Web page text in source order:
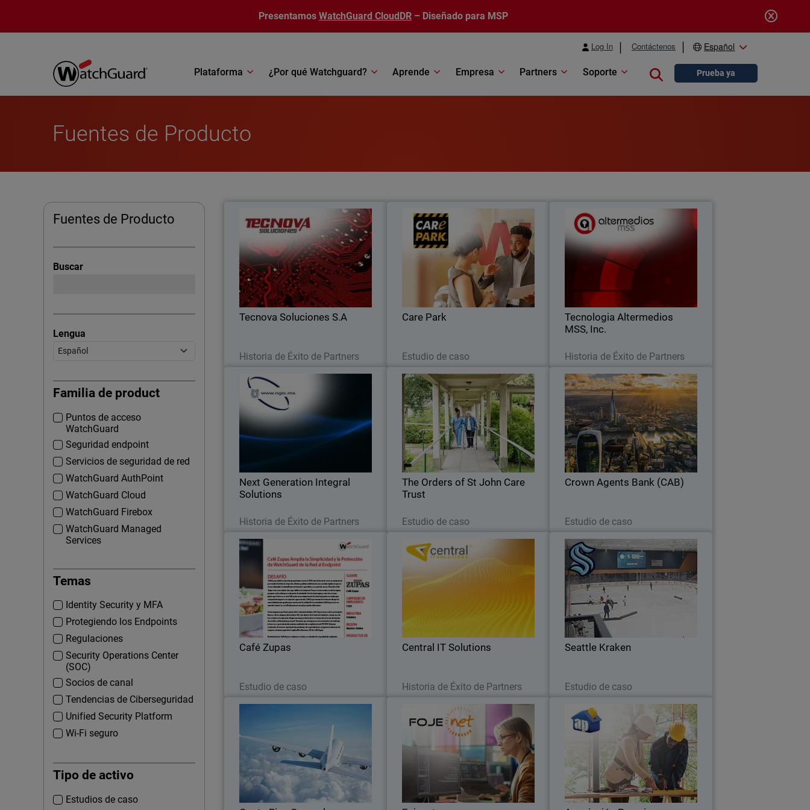
Presentamos WatchGuard CloudDR – Diseñado para MSP
Log In Contáctenos Español
Plataforma ¿Por qué Watchguard? Aprende Empresa Partners Soporte Close searchPrueba ya
Fuentes de Producto
Fuentes de Producto
Buscar
Lengua
Familia de product
Puntos de acceso
WatchGuard
Seguridad endpoint
Servicios de seguridad de red
WatchGuard AuthPoint
WatchGuard Cloud
WatchGuard Firebox
WatchGuard Managed
Services
Temas
Identity Security y MFA
Protegiendo los Endpoints
Regulaciones
Security Operations Center
(SOC)
Socios de canal
Tendencias de Ciberseguridad
Unified Security Platform
Wi-Fi seguro
Tipo de activo
Estudios de caso
Tecnova Soluciones S.A
Historia de Éxito de Partners
Tecnova Soluciones S.A
Tecnova adoptó un enfoque MDR-first,
mejorando la respuesta, reduciendo
riesgos y escalando su negocio.
Care Park
Estudio de caso
Care Park redujo los costos en un 35%,
mejoró la integración de la seguridad y
amplió la cobertura en la red, los
dispositivos finales y los servidores.
Tecnologia Altermedios
MSS, Inc.
Historia de Éxito de Partners
Tecnologia Altermedios MSS,
Inc.
Confianza y tecnología: 20 años
fortaleciendo relaciones con los clientes
gracias a la Plataforma de Seguridad
Unificada de WatchGuard
Next Generation Integral
Solutions
Historia de Éxito de Partners
Next Generation Integral
Next Generation Integral Solutions se
asoció con WatchGuard para brindar
seguridad escalable y eficiente, y
The Orders of St John Care
Trust
Estudio de caso
The Orders of St John Care Trust
La Trust buscó una solución de
seguridad basada en la nube que
pudiera integrarse con su
infraestructura en la nube y una
detección de amenazas confiable.
Crown Agents Bank (CAB)
Estudio de caso
Crown Agents Bank (CAB)
WatchGuard NDR proporciona análisis
basados en IA para detectar amenazas
a fin de aprender del entorno mientras
se integra con las herramientas de
actuales
Café Zupas
Estudio de caso
Café Zupas
La creciente cadena de restaurantes
garantiza la generación de reportes de
PCI DSS y optimiza la generación de
reportes desde la red hasta el endpoint
con WatchGuard.
Central IT Solutions
Historia de Éxito de Partners
Central IT Solutions
Unificadas
Seattle Kraken
Estudio de caso
Seattle Kraken
Seattle Kraken Adopta una
Ciberdefensa Más Sólida con Unified
Security Platform® de WatchGuard
of Civil Aviation
Recientes ataques de ciberseguridad en
Costa Rica han motivado a la industria
de aviación a fortalecer medidas de
seguridad centradas en el usuario.
WatchGuard, fabricante estratégico
para el negocio de servicio gestionados
de Fojenet
Asociación Peravia
Asociación Peravia logra ahorros
sustanciales en costos, mejora la
eficiencia operativa y establece una
postura de seguridad fortalecida con
WatchGuard.